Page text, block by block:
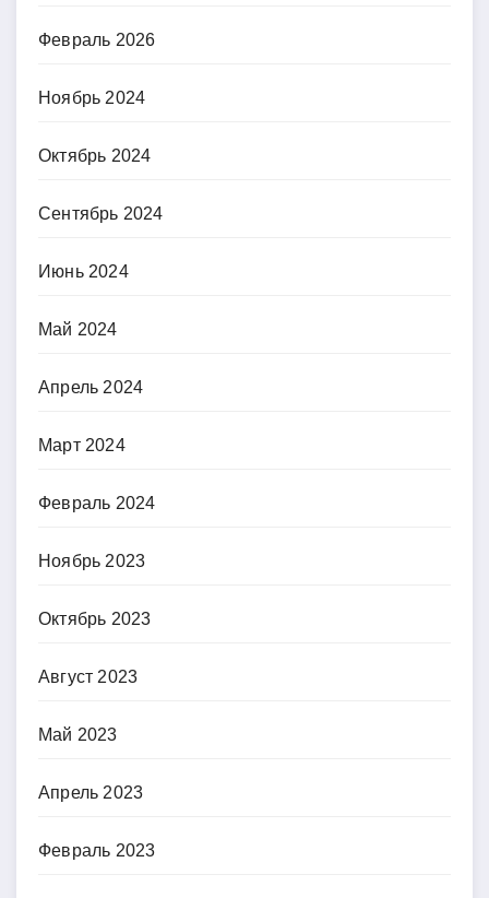
Февраль 2026
Ноябрь 2024
Октябрь 2024
Сентябрь 2024
Июнь 2024
Май 2024
Апрель 2024
Март 2024
Февраль 2024
Ноябрь 2023
Октябрь 2023
Август 2023
Май 2023
Апрель 2023
Февраль 2023